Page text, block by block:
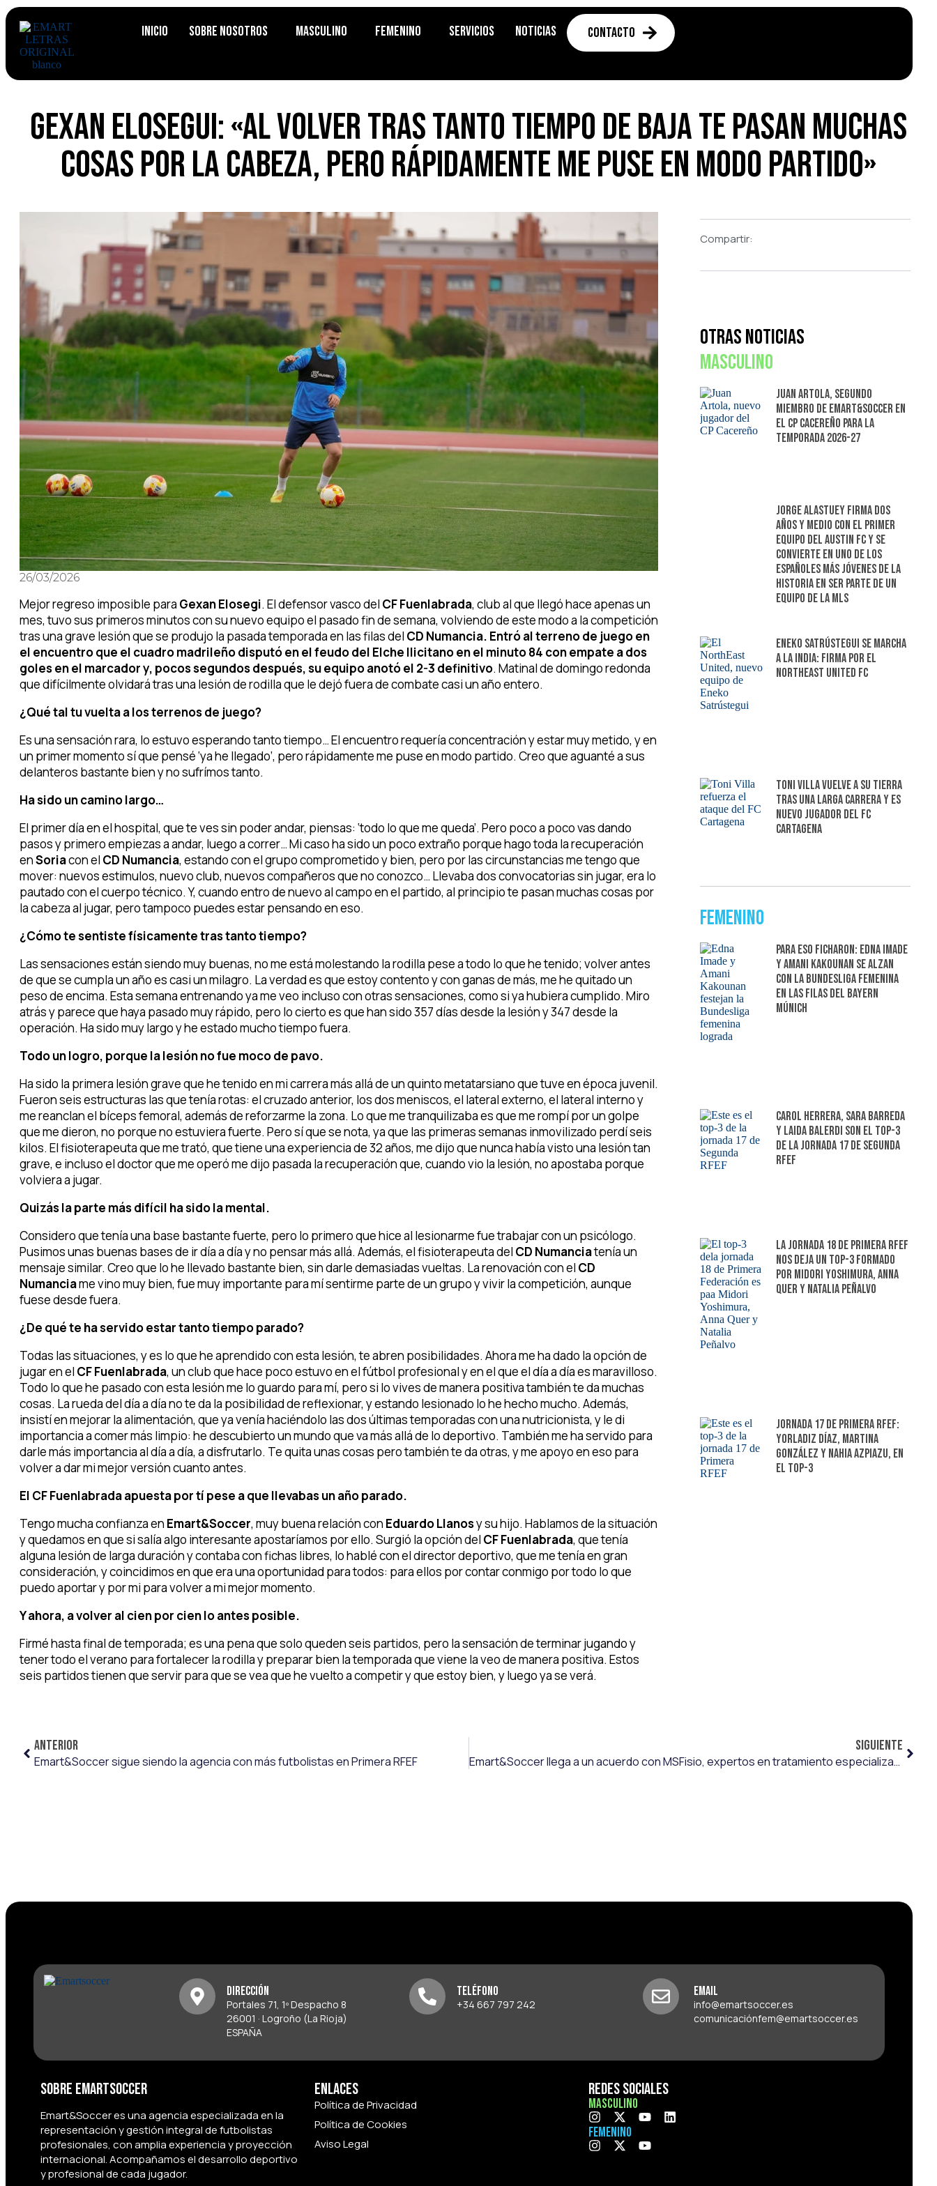
Inicio Sobre Nosotros Masculino Femenino Servicios Noticias Contacto
Gexan Elosegui: «Al volver tras tanto tiempo de baja te pasan muchas
cosas por la cabeza, pero rápidamente me puse en modo partido»
26/03/2026
Mejor regreso imposible para Gexan Elosegi. El defensor vasco del CF Fuenlabrada, club al que llegó hace apenas un
mes, tuvo sus primeros minutos con su nuevo equipo el pasado fin de semana, volviendo de este modo a la competición
tras una grave lesión que se produjo la pasada temporada en las filas del CD Numancia. Entró al terreno de juego en
el encuentro que el cuadro madrileño disputó en el feudo del Elche Ilicitano en el minuto 84 con empate a dos
goles en el marcador y, pocos segundos después, su equipo anotó el 2-3 definitivo. Matinal de domingo redonda
que difícilmente olvidará tras una lesión de rodilla que le dejó fuera de combate casi un año entero.
¿Qué tal tu vuelta a los terrenos de juego?
Es una sensación rara, lo estuvo esperando tanto tiempo… El encuentro requería concentración y estar muy metido, y en
un primer momento sí que pensé ‘ya he llegado’, pero rápidamente me puse en modo partido. Creo que aguanté a sus
delanteros bastante bien y no sufrímos tanto.
Ha sido un camino largo…
El primer día en el hospital, que te ves sin poder andar, piensas: ‘todo lo que me queda’. Pero poco a poco vas dando
pasos y primero empiezas a andar, luego a correr… Mi caso ha sido un poco extraño porque hago toda la recuperación
enSoriacon el CD Numancia, estando con el grupo comprometido y bien, pero por las circunstancias me tengo que
mover: nuevos estimulos, nuevo club, nuevos compañeros que no conozco… Llevaba dos convocatorias sin jugar, era lo
pautado con el cuerpo técnico. Y, cuando entro de nuevo al campo en el partido, al principio te pasan muchas cosas por
la cabeza al jugar, pero tampoco puedes estar pensando en eso.
¿Cómo te sentiste físicamente tras tanto tiempo?
Las sensaciones están siendo muy buenas, no me está molestando la rodilla pese a todo lo que he tenido; volver antes
de que se cumpla un año es casi un milagro. La verdad es que estoy contento y con ganas de más, me he quitado un
peso de encima. Esta semana entrenando ya me veo incluso con otras sensaciones, como si ya hubiera cumplido. Miro
atrás y parece que haya pasado muy rápido, pero lo cierto es que han sido 357 días desde la lesión y 347 desde la
operación. Ha sido muy largo y he estado mucho tiempo fuera.
Todo un logro, porque la lesión no fue moco de pavo.
Ha sido la primera lesión grave que he tenido en mi carrera más allá de un quinto metatarsiano que tuve en época juvenil.
Fueron seis estructuras las que tenía rotas: el cruzado anterior, los dos meniscos, el lateral externo, el lateral interno y
me reanclan el bíceps femoral, además de reforzarme la zona. Lo que me tranquilizaba es que me rompí por un golpe
que me dieron, no porque no estuviera fuerte. Pero sí que se nota, ya que las primeras semanas inmovilizado perdí seis
kilos. El fisioterapeuta que me trató, que tiene una experiencia de 32 años, me dijo que nunca había visto una lesión tan
grave, e incluso el doctor que me operó me dijo pasada la recuperación que, cuando vio la lesión, no apostaba porque
volviera a jugar.
Quizás la parte más difícil ha sido la mental.
Considero que tenía una base bastante fuerte, pero lo primero que hice al lesionarme fue trabajar con un psicólogo.
Pusimos unas buenas bases de ir día a día y no pensar más allá. Además, el fisioterapeuta del CD Numanciatenía un
mensaje similar. Creo que lo he llevado bastante bien, sin darle demasiadas vueltas. La renovación con el CD
Numanciame vino muy bien, fue muy importante para mí sentirme parte de un grupo y vivir la competición, aunque
fuese desde fuera.
¿De qué te ha servido estar tanto tiempo parado?
Todas las situaciones, y es lo que he aprendido con esta lesión, te abren posibilidades. Ahora me ha dado la opción de
jugar en el CF Fuenlabrada, un club que hace poco estuvo en el fútbol profesional y en el que el día a día es maravilloso.
Todo lo que he pasado con esta lesión me lo guardo para mí, pero si lo vives de manera positiva también te da muchas
cosas. La rueda del día a día no te da la posibilidad de reflexionar, y estando lesionado lo he hecho mucho. Además,
insistí en mejorar la alimentación, que ya venía haciéndolo las dos últimas temporadas con una nutricionista, y le di
importancia a comer más limpio: he descubierto un mundo que va más allá de lo deportivo. También me ha servido para
darle más importancia al día a día, a disfrutarlo. Te quita unas cosas pero también te da otras, y me apoyo en eso para
volver a dar mi mejor versión cuanto antes.
El CF Fuenlabrada apuesta por tí pese a que llevabas un año parado.
Tengo mucha confianza en Emart&Soccer, muy buena relación con Eduardo Llanosy su hijo. Hablamos de la situación
y quedamos en que si salía algo interesante apostaríamos por ello. Surgió la opción del CF Fuenlabrada, que tenía
alguna lesión de larga duración y contaba con fichas libres, lo hablé con el director deportivo, que me tenía en gran
consideración, y coincidimos en que era una oportunidad para todos: para ellos por contar conmigo por todo lo que
puedo aportar y por mi para volver a mi mejor momento.
Y ahora, a volver al cien por cien lo antes posible.
Firmé hasta final de temporada; es una pena que solo queden seis partidos, pero la sensación de terminar jugando y
tener todo el verano para fortalecer la rodilla y preparar bien la temporada que viene la veo de manera positiva. Estos
seis partidos tienen que servir para que se vea que he vuelto a competir y que estoy bien, y luego ya se verá.
Compartir:
Otras Noticias
Masculino
Juan Artola, segundo
miembro de Emart&Soccer en
el CP Cacereño para la
temporada 2026-27
Jorge Alastuey firma dos
años y medio con el primer
equipo del Austin FC y se
convierte en uno de los
españoles más jóvenes de la
historia en ser parte de un
equipo de la MLS
Eneko Satrústegui se marcha
a la India: firma por el
NorthEast United FC
Toni Villa vuelve a su tierra
tras una larga carrera y es
nuevo jugador del FC
Cartagena
Femenino
Para eso ficharon: Edna Imade
y Amani Kakounan se alzan
con la Bundesliga femenina
en las filas del Bayern
Múnich
Carol Herrera, Sara Barreda
y Laida Balerdi son el top-3
de la jornada 17 de Segunda
RFEF
La jornada 18 de Primera RFEF
nos deja un top-3 formado
por Midori Yoshimura, Anna
Quer y Natalia Peñalvo
Jornada 17 de Primera RFEF:
Yorladiz Díaz, Martina
González y Nahia Azpiazu, en
el top-3
ANTERIOR
Emart&Soccer sigue siendo la agencia con más futbolistas en Primera RFEF
SIGUIENTE
Emart&Soccer llega a un acuerdo con MSFisio, expertos en tratamiento especializado a deportistas de élite con fisioterapia invasiva
Dirección
Portales 71, 1º Despacho 8
26001 · Logroño (La Rioja)
ESPAÑA
Teléfono
+34 667 797 242
Email
info@emartsoccer.es
comunicaciónfem@emartsoccer.es
Sobre Emartsoccer
Emart&Soccer es una agencia especializada en la
representación y gestión integral de futbolistas
profesionales, con amplia experiencia y proyección
internacional. Acompañamos el desarrollo deportivo
y profesional de cada jugador.
Enlaces
Política de Privacidad
Política de Cookies
Aviso Legal
Redes Sociales
Masculino
Femenino